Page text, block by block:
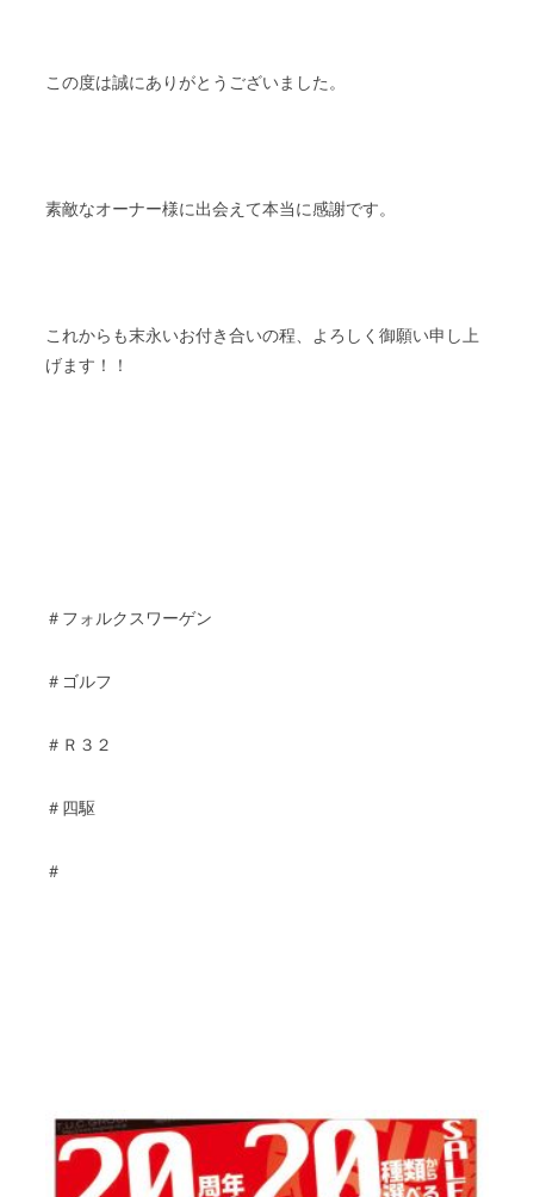
この度は誠にありがとうございました。
素敵なオーナー様に出会えて本当に感謝です。
これからも末永いお付き合いの程、よろしく御願い申し上
げます！！
＃フォルクスワーゲン
＃ゴルフ
＃Ｒ３２
＃四駆
＃